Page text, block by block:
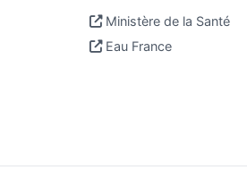
Ministère de la Santé
Eau France